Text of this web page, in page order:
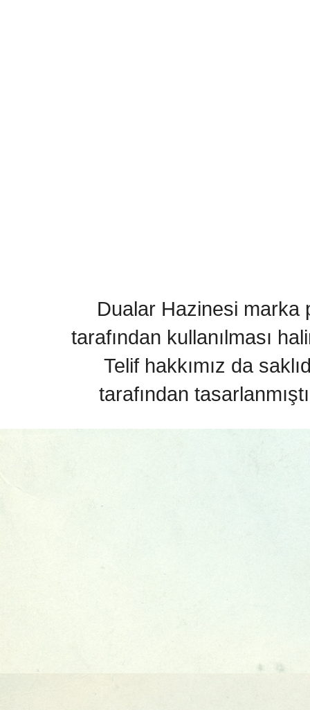
Dualar Hazinesi marka
tarafından kullanılması
Telif hakkımız da
tarafından